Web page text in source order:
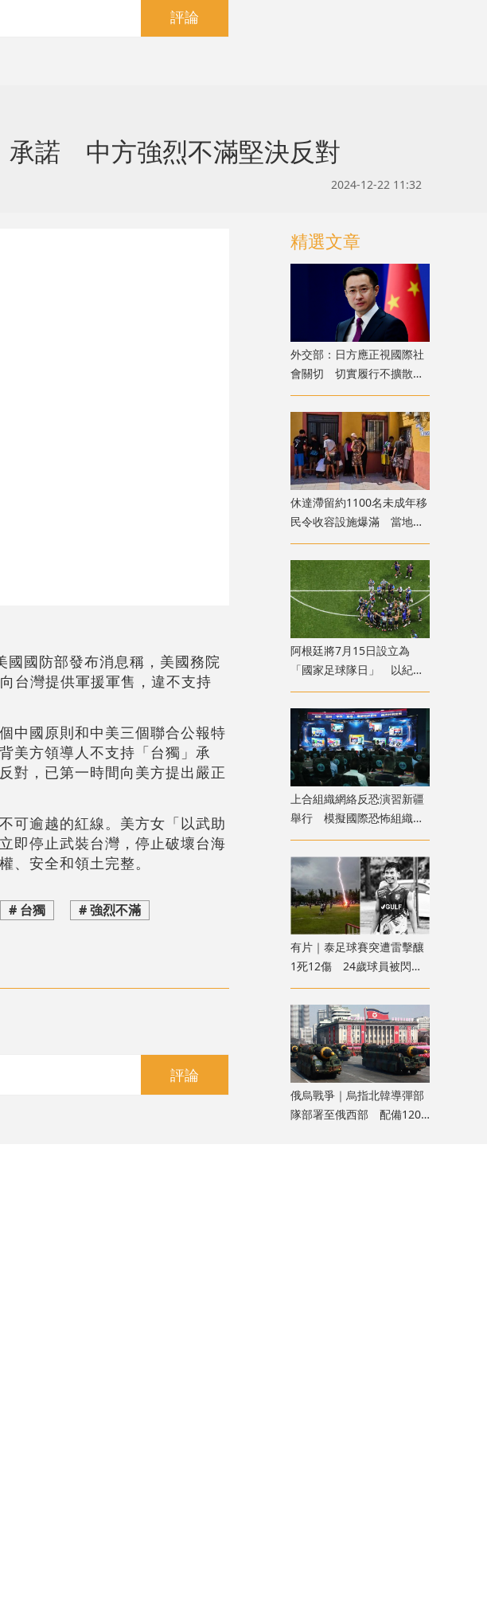
評論
承諾 中方強烈不滿堅決反對
2024-12-22 11:32
國防部發布消息稱，美國務院
台灣提供軍援軍售，違不支持
中國原則和中美三個聯合公報特
美方領導人不支持「台獨」承
對，已第一時間向美方提出嚴正
可逾越的紅線。美方女「以武助
即停止武裝台灣，停止破壞台海
、安全和領土完整。
# 台獨 # 強烈不滿
評論
精選文章
外交部：日方應正視國際社
會關切 切實履行不擴散核
武器的國際法義務
​休達滯留約1100名未成年移
民令收容設施爆滿 當地冀
移送西班牙本土
​阿根廷將7月15日設立為
「國家足球隊日」 以紀念
世盃挫英格蘭
上合組織網絡反恐演習新疆
舉行 模擬國際恐怖組織策
劃實施恐襲等情形
有片｜泰足球賽突遭雷擊釀
1死12傷 24歲球員被閃電
劈中亡
俄烏戰爭｜烏指北韓導彈部
隊部署至俄西部 配備120